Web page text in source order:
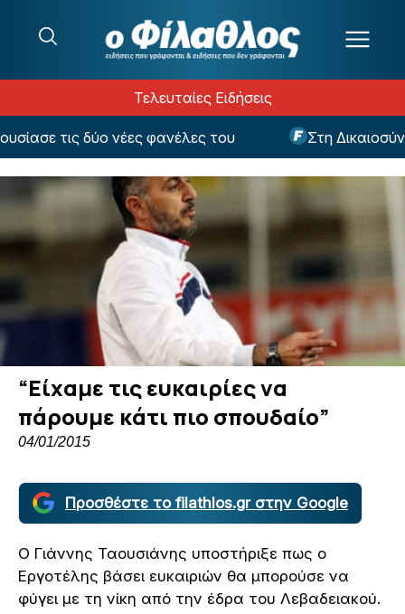
Τελευταίες Ειδήσεις
τις δύο νέες φανέλες του Στη
“Είχαμε τις ευκαιρίες να
πάρουμε κάτι πιο σπουδαίο”
04/01/2015
Προσθέστε το filathlos.gr στην Google
Ο Γιάννης Ταουσιάνης υποστήριξε πως ο
Εργοτέλης βάσει ευκαιριών θα μπορούσε να
φύγει με τη νίκη από την έδρα του Λεβαδειακού.